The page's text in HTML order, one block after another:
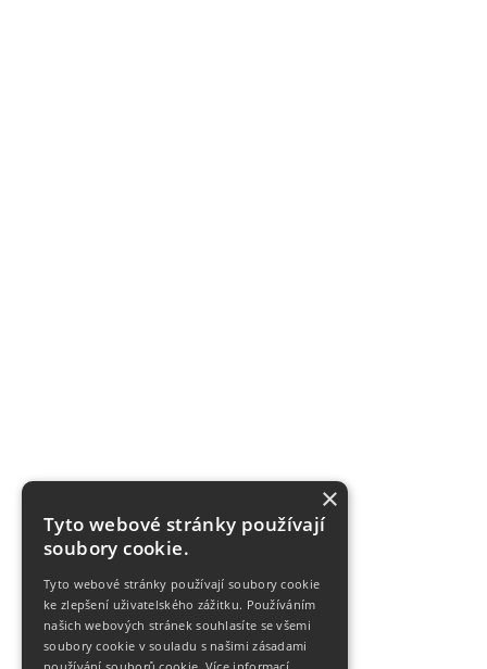
×
Tyto webové stránky používají
soubory cookie.
Tyto webové stránky používají soubory cookie
ke zlepšení uživatelského zážitku. Používáním
našich webových stránek souhlasíte se všemi
soubory cookie v souladu s našimi zásadami